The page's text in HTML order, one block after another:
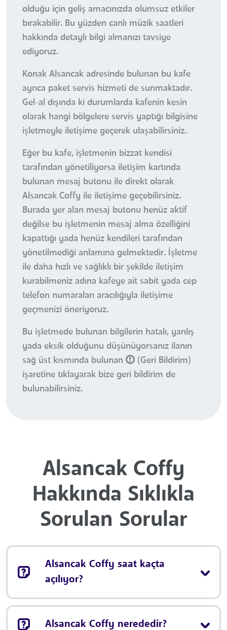
olduğu için geliş amacınızda olumsuz etkiler
bırakabilir. Bu yüzden canlı müzik saatleri
hakkında detaylı bilgi almanızı tavsiye
ediyoruz.
Konak Alsancak adresinde bulunan bu kafe
ayrıca paket servis hizmeti de sunmaktadır.
Gel-al dışında ki durumlarda kafenin kesin
olarak hangi bölgelere servis yaptığı bilgisine
işletmeyle iletişime geçerek ulaşabilirsiniz.
Eğer bu kafe, işletmenin bizzat kendisi
tarafından yönetiliyorsa iletişim kartında
bulunan mesaj butonu ile direkt olarak
Alsancak Coffy ile iletişime geçebilirsiniz.
Burada yer alan mesaj butonu henüz aktif
değilse bu işletmenin mesaj alma özelliğini
kapattığı yada henüz kendileri tarafından
yönetilmediği anlamına gelmektedir. İşletme
ile daha hızlı ve sağlıklı bir şekilde iletişim
kurabilmeniz adına kafeye ait sabit yada cep
telefon numaraları aracılığıyla iletişime
geçmenizi öneriyoruz.
Bu işletmede bulunan bilgilerin hatalı, yanlış
yada eksik olduğunu düşünüyorsanız ilanın
sağ üst kısmında bulunan
(Geri Bildirim)
işaretine tıklayarak bize geri bildirim de
bulunabilirsiniz.
Alsancak Coffy
Hakkında Sıklıkla
Sorulan Sorular
Alsancak Coffy saat kaçta
açılıyor?
Alsancak Coffy nerededir?